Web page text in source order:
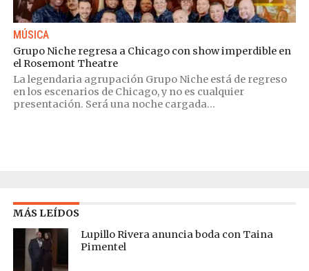
MÚSICA
Grupo Niche regresa a Chicago con show imperdible en
el Rosemont Theatre
La legendaria agrupación Grupo Niche está de regreso
en los escenarios de Chicago, y no es cualquier
presentación. Será una noche cargada...
MÁS LEÍDOS
Lupillo Rivera anuncia boda con Taina
Pimentel